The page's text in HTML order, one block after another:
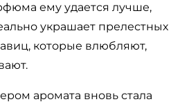
ему удается лучше,
украшает прелестных
которые влюбляют,
аромата вновь стала